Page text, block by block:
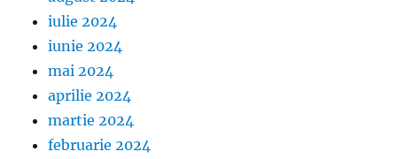
iulie 2024
iunie 2024
mai 2024
aprilie 2024
martie 2024
februarie 2024